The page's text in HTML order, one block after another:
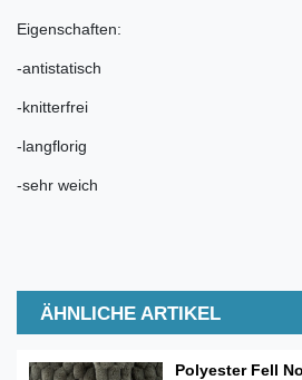
Eigenschaften:
-antistatisch
-knitterfrei
-langflorig
-sehr weich
ÄHNLICHE ARTIKEL
Polyester Fell